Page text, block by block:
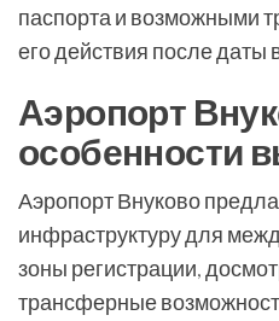
паспорта и возможными
его действия после даты
Аэропорт
особенности
Аэропорт Внуково
инфраструктуру для
зоны регистрации,
трансферные